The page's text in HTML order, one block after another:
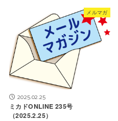
メルマガ
2025.02.25
ミカドONLINE 235号
（2025.2.25）